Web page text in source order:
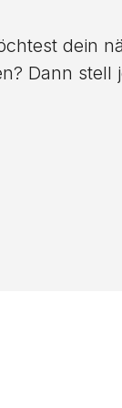
dein
Dann stell